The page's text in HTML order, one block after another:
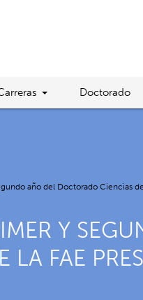
Doctorado
año del Doctorado Ciencias
Y
FAE